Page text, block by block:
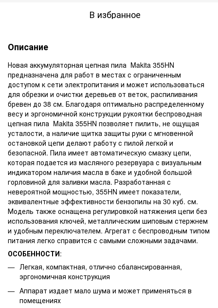
В избранное
Описание
Новая аккумуляторная цепная пила Makita 355HN
предназначена для работ в местах с ограниченным
доступом к сети электропитания и может использоваться
для обрезки и очистки деревьев от веток, распиливания
бревен до 38 см. Благодаря оптимально распределенному
весу и эргономичной конструкции рукоятки беспроводная
цепная пила Makita 355HN позволяет пилить, не ощущая
усталости, а наличие щитка защиты руки с мгновенной
остановкой цепи делают работу с пилой легкой и
безопасной. Пила имеет автоматическую смазку цепи,
которая подается из масляного резервуара с визуальным
индикатором наличия масла в баке и удобной большой
горловиной для заливки масла. Разработанная с
невероятной мощностью, 355HN имеет показатели,
эквивалентные эффективности бензопилы на 30 куб. см.
Модель также оснащена регулировкой натяжения цепи без
использования ключей, металлическим шиповым стержнем
и удобным переключателем. Агрегат с беспроводным типом
питания легко справится с самыми сложными задачами.
ОСОБЕННОСТИ:
Легкая, компактная, отлично сбалансированная,
эргономичная конструкция
Аппарат издает мало шума и может применяться в
помещениях